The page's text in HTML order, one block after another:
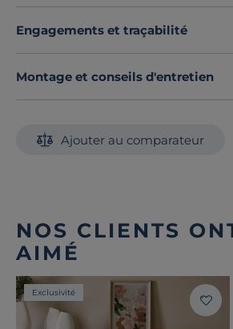
Engagements et traçabilité
Montage et conseils d'entretien
Ajouter au comparateur
NOS CLIENTS
AIMÉ
Exclusivité